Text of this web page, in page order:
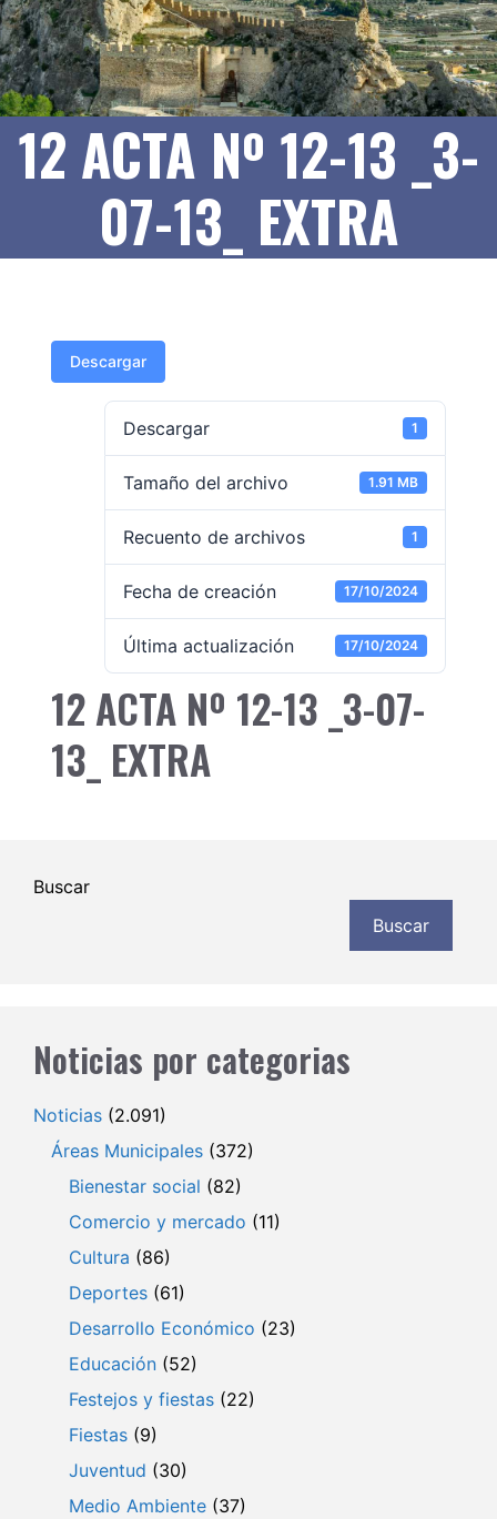
12 ACTA Nº 12-13 _3-
07-13_ EXTRA
Descargar
Descargar 1
Tamaño del archivo 1.91 MB
Recuento de archivos 1
Fecha de creación 17/10/2024
Última actualización 17/10/2024
12 ACTA Nº 12-13 _3-07-
13_ EXTRA
Buscar
Buscar
Noticias por categorias
Noticias (2.091)
Áreas Municipales (372)
Bienestar social (82)
Comercio y mercado (11)
Cultura (86)
Deportes (61)
Desarrollo Económico (23)
Educación (52)
Festejos y fiestas (22)
Fiestas (9)
Juventud (30)
Medio Ambiente (37)